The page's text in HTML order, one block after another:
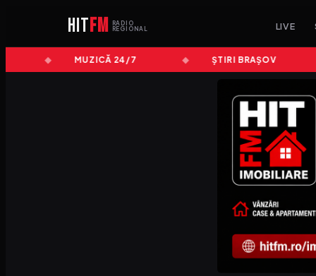
HITFM
RADIO
REGIONAL
LIVE
MUZICĂ 24/7 ȘTIRI BRAȘOV